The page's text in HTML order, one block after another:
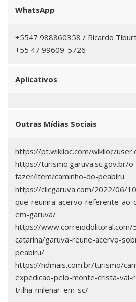
WhatsApp
+5547 988860358 / Ricardo
+55 47 99609-5726
Aplicativos
Outras Mídias Sociais
https://pt.wikiloc.com/wikiloc/
https://turismo.garuva.sc.gov.br/
fazer/item/caminho-do-peabiru
https://clicgaruva.com/2022/06/
que-reunira-acervo-referente-ao-
em-garuva/
https://www.correiodolitoral.com/
catarina/garuva-reune-acervo-
peabiru/
https://ndmais.com.br/turismo/
expedicao-pelo-monte-crista-vai-
trilha-milenar-em-sc/